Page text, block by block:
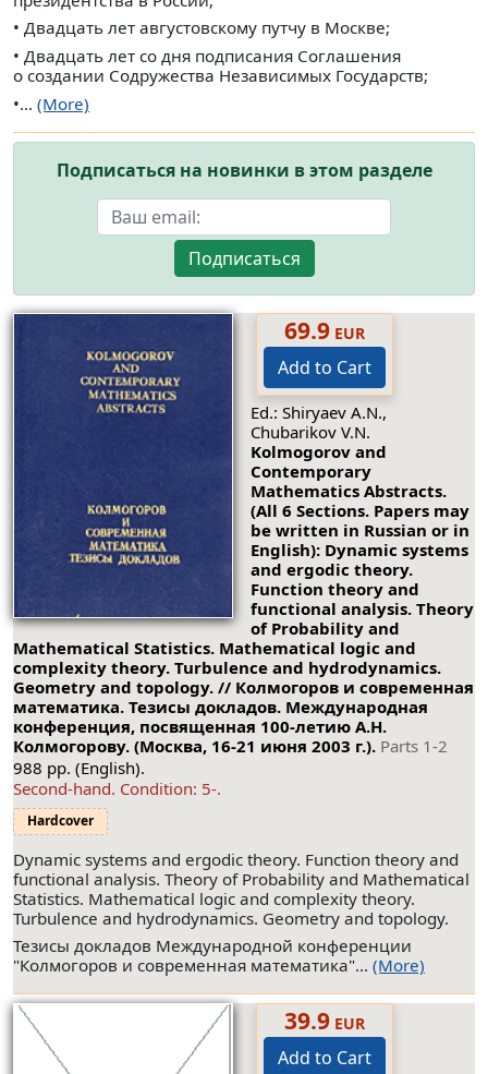
• Двадцать лет августовскому путчу в Москве;
• Двадцать лет со дня подписания Соглашения
о создании Содружества Независимых Государств;
•... (More)
Подписаться на новинки в этом разделе
Подписаться
69.9EUR
Add to Cart
Ed.: Shiryaev A.N.,
Chubarikov V.N.
Kolmogorov and
Contemporary
Mathematics Abstracts.
(All 6 Sections. Papers may
be written in Russian or in
English): Dynamic systems
and ergodic theory.
Function theory and
functional analysis. Theory
of Probability and
Mathematical Statistics. Mathematical logic and
complexity theory. Turbulence and hydrodynamics.
Geometry and topology. // Колмогоров и современная
математика. Тезисы докладов. Международная
конференция, посвященная 100-летию А.Н.
Колмогорову. (Москва, 16-21 июня 2003 г.). Parts 1-2
988 pp. (English).
Second-hand. Condition: 5-.
Hardcover
Dynamic systems and ergodic theory. Function theory and
functional analysis. Theory of Probability and Mathematical
Statistics. Mathematical logic and complexity theory.
Turbulence and hydrodynamics. Geometry and topology.
Тезисы докладов Международной конференции
"Колмогоров и современная математика"... (More)
39.9EUR
Add to Cart